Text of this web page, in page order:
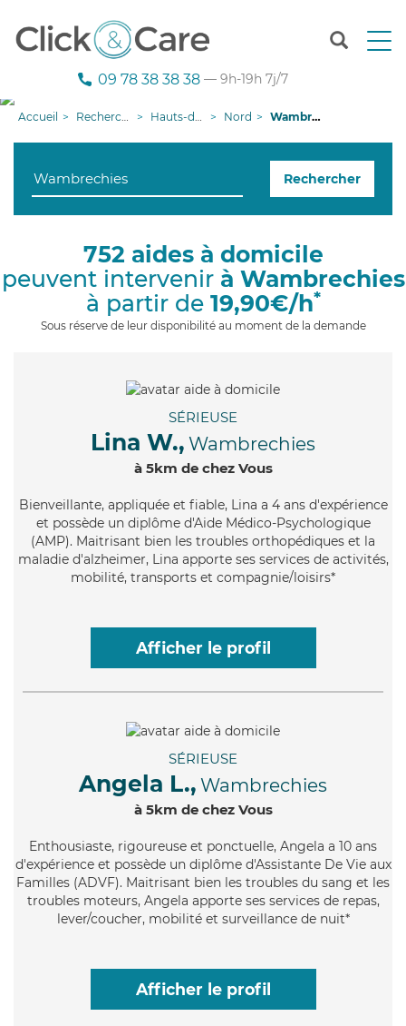
T
n
g
i
09 78 38 38 38 — 9h-19h 7j/7
Accueil Recherche aide à domicile Hauts-de-France Nord Wambrechies
Rechercher
752 aides à domicile
peuvent intervenir à Wambrechies
à partir de 19,90€/h*
Sous réserve de leur disponibilité au moment de la demande
SÉRIEUSE
Lina W., Wambrechies
à 5km de chez Vous
Bienveillante, appliquée et fiable, Lina a 4 ans d'expérience
et possède un diplôme d'Aide Médico-Psychologique
(AMP). Maitrisant bien les troubles orthopédiques et la
maladie d'alzheimer, Lina apporte ses services de activités,
mobilité, transports et compagnie/loisirs*
Afficher le profil
SÉRIEUSE
Angela L., Wambrechies
à 5km de chez Vous
Enthousiaste, rigoureuse et ponctuelle, Angela a 10 ans
d'expérience et possède un diplôme d'Assistante De Vie aux
Familles (ADVF). Maitrisant bien les troubles du sang et les
troubles moteurs, Angela apporte ses services de repas,
lever/coucher, mobilité et surveillance de nuit*
Afficher le profil